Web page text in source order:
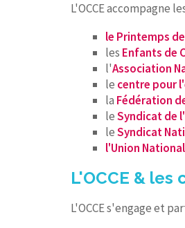
L'OCCE accompagne
le Printemps
les Enfants de
l'Association
le centre pour
la Fédération
leSyndicat de
leSyndicat
l'Union
L'OCCE &
L'OCCE s'engage et